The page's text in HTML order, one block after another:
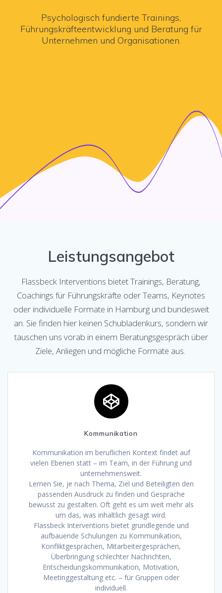
Psychologisch fundierte Trainings,
Führungskräfteentwicklung und Beratung für
Unternehmen und Organisationen.
Leistungsangebot
Flassbeck Interventions bietet Trainings, Beratung,
Coachings für Führungskräfte oder Teams, Keynotes
oder individuelle Formate in Hamburg und bundesweit
an. Sie finden hier keinen Schubladenkurs, sondern wir
tauschen uns vorab in einem Beratungsgespräch über
Ziele, Anliegen und mögliche Formate aus.
Kommunikation
Kommunikation im beruflichen Kontext findet auf
vielen Ebenen statt – im Team, in der Führung und
unternehmensweit.
Lernen Sie, je nach Thema, Ziel und Beteiligten den
passenden Ausdruck zu finden und Gespräche
bewusst zu gestalten. Oft geht es um weit mehr als
um das, was inhaltlich gesagt wird.
Flassbeck Interventions bietet grundlegende und
aufbauende Schulungen zu Kommunikation,
Konfliktgesprächen, Mitarbeitergesprächen,
Überbringung schlechter Nachrichten,
Entscheidungskommunikation, Motivation,
Meetinggestaltung etc. – für Gruppen oder
individuell.